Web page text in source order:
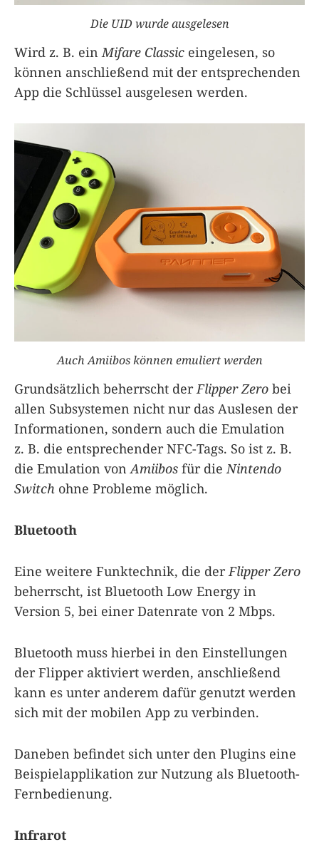
Die UID wurde ausgelesen
Wird z. B. einMifare Classic eingelesen, so
können anschließend mit der entsprechenden
App die Schlüssel ausgelesen werden.
Auch Amiibos können emuliert werden
Grundsätzlich beherrscht derFlipper Zero bei
allen Subsystemen nicht nur das Auslesen der
Informationen, sondern auch die Emulation
z. B. die entsprechender NFC-Tags. So ist z. B.
die Emulation vonAmiibos für dieNintendo
Switch ohne Probleme möglich.
Bluetooth
Eine weitere Funktechnik, die derFlipper Zero
beherrscht, ist Bluetooth Low Energy in
Version 5, bei einer Datenrate von 2 Mbps.
Bluetooth muss hierbei in den Einstellungen
der Flipper aktiviert werden, anschließend
kann es unter anderem dafür genutzt werden
sich mit der mobilen App zu verbinden.
Daneben befindet sich unter den Plugins eine
Beispielapplikation zur Nutzung als Bluetooth-
Fernbedienung.
Infrarot